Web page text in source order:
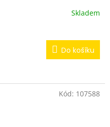
Skladem
Do košíku
Kód: 107588